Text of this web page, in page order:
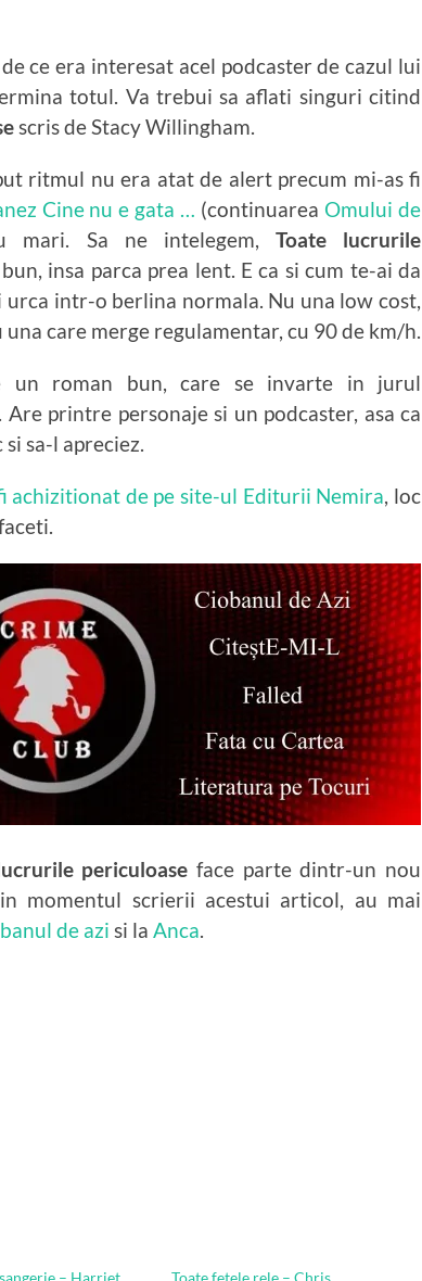
ce era interesat acel podcaster de cazul lui
totul. Va trebui sa aflati singuri citind
scris de Stacy Willingham.
ritmul nu era atat de alert precum mi-as fi
Cine nu e gata … (continuarea Omului de
mari. Sa ne intelegem, Toate lucrurile
insa parca prea lent. E ca si cum te-ai da
intr-o berlina normala. Nu una low cost,
care merge regulamentar, cu 90 de km/h.
roman bun, care se invarte in jurul
printre personaje si un podcaster, asa ca
sa-l apreciez.
achizitionat de pe site-ul Editurii Nemira, loc
periculoase face parte dintr-un nou
momentul scrierii acestui articol, au mai
de azi si la Anca.
– Harriet Toate fetele rele – Chris